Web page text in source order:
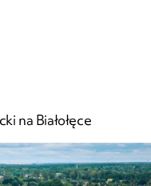
na Białołęce